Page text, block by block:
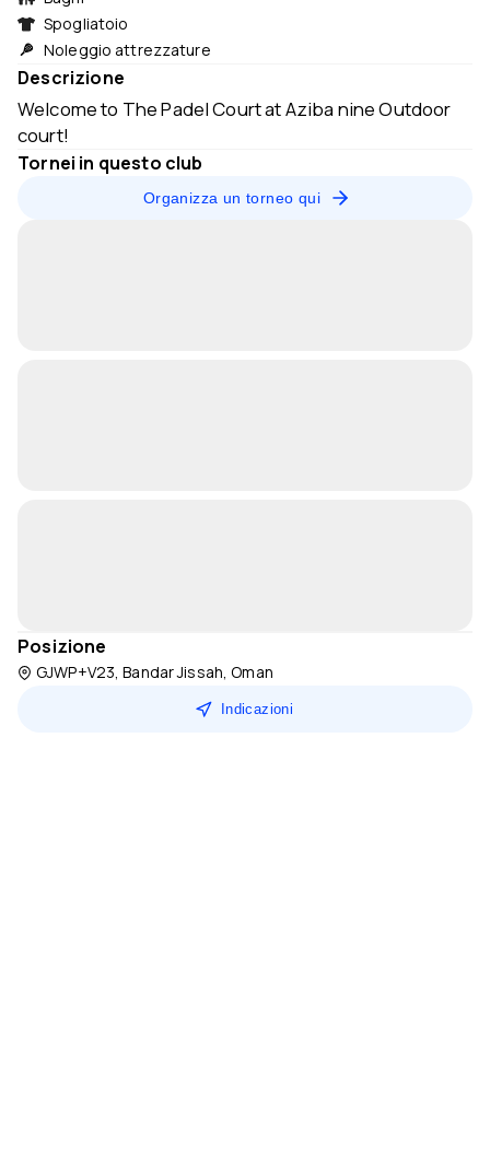
Spogliatoio
Noleggio attrezzature
Descrizione
Welcome to The Padel Court at Aziba nine Outdoor
court!
Tornei in questo club
Organizza un torneo qui
Posizione
GJWP+V23, Bandar Jissah, Oman
Indicazioni